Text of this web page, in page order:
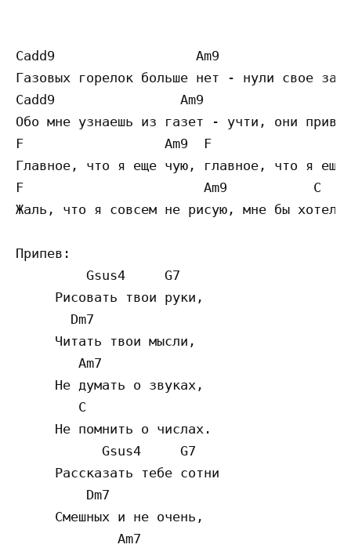
Cadd9                  Am9
Газовых горелок больше нет - нули свое
Cadd9                Am9
Обо мне узнаешь из газет - учти, они
F                  Am9  F
Главное, что я еще чую, главное, что я еще
F                       Am9           C
Жаль, что я совсем не рисую, мне бы
Припев:
         Gsus4     G7
     Рисовать твои руки,
       Dm7
     Читать твои мысли,
        Am7
     Не думать о звуках,
        C
     Не помнить о числах.
           Gsus4     G7
     Рассказать тебе сотни
         Dm7
     Смешных и не очень,
             Am7